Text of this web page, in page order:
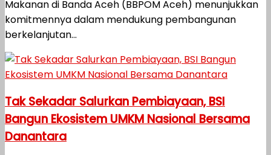
Makanan di Banda Aceh (BBPOM Aceh) menunjukkan
komitmennya dalam mendukung pembangunan
berkelanjutan...
Tak Sekadar Salurkan Pembiayaan, BSI
Bangun Ekosistem UMKM Nasional Bersama
Danantara